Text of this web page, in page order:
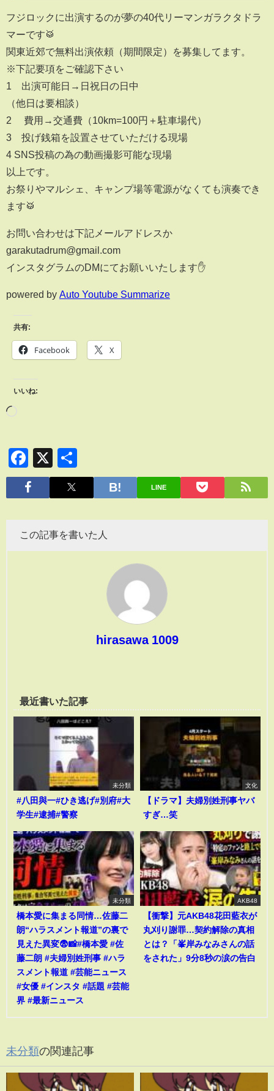
フジロックに出演するのが夢の40代リーマンガラクタドラ
マーです🥁
関東近郊で無料出演依頼（期間限定）を募集してます。
※下記要項をご確認下さい
1 出演可能日→日祝日の日中
（他日は要相談）
2 費用→交通費（10km=100円＋駐車場代）
3 投げ銭箱を設置させていただける現場
4 SNS投稿の為の動画撮影可能な現場
以上です。
お祭りやマルシェ、キャンプ場等電源がなくても演奏でき
ます🥁
お問い合わせは下記メールアドレスか
garakutadrum@gmail.com
インスタグラムのDMにてお願いいたします✋
powered by Auto Youtube Summarize
共有:
Facebook X
いいね:
Facebook
X
有
LINE
この記事を書いた人
hirasawa 1009
最近書いた記事
未分類
#八田與一#ひき逃げ#別府#大
学生#逮捕#警察
文化
【ドラマ】夫婦別姓刑事ヤバ
すぎ…笑
未分類
橋本愛に集まる同情…佐藤二
朗“ハラスメント報道”の裏で
見えた異変😨📸#橋本愛 #佐
藤二朗 #夫婦別姓刑事 #ハラ
スメント報道 #芸能ニュース
#女優 #インスタ #話題 #芸能
界 #最新ニュース
AKB48
【衝撃】元AKB48花田藍衣が
丸刈り謝罪…契約解除の真相
とは？「峯岸みなみさんの話
をされた」9分8秒の涙の告白
未分類の関連記事